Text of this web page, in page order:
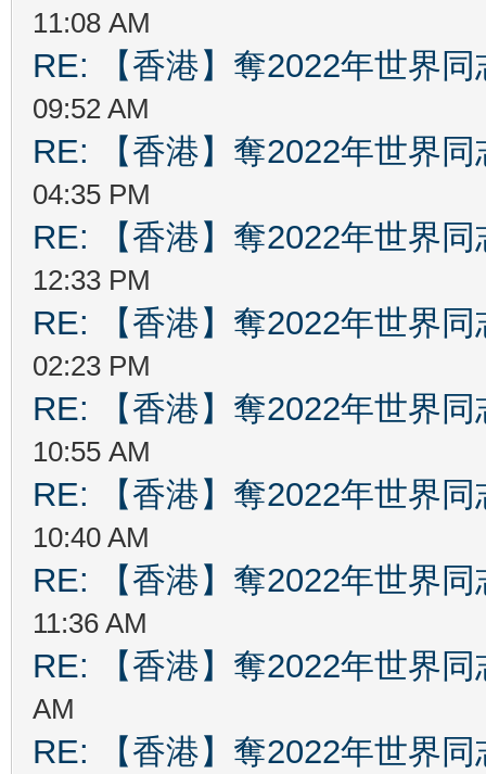
11:08 AM
RE: 【香港】奪2022年世界
09:52 AM
RE: 【香港】奪2022年世界
04:35 PM
RE: 【香港】奪2022年世界
12:33 PM
RE: 【香港】奪2022年世界
02:23 PM
RE: 【香港】奪2022年世界
10:55 AM
RE: 【香港】奪2022年世界
10:40 AM
RE: 【香港】奪2022年世界
11:36 AM
RE: 【香港】奪2022年世界
AM
RE: 【香港】奪2022年世界